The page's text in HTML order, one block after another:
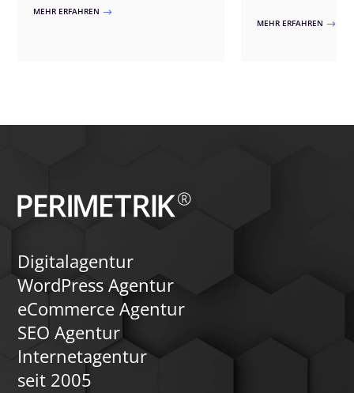
MEHR ERFAHREN $
sind, welche Risiken
MEHR ERFAHREN $
Digitalagentur
WordPress Agentur
eCommerce Agentur
SEO Agentur
Internetagentur
seit 2005